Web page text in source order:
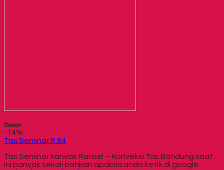
Diskon
-14%
Tas Seminar R 84
Tas Seminar kanvas Ransel – Konveksi Tas Bandung saat
ini banyak sekali bahkan apabila anda ketik di google